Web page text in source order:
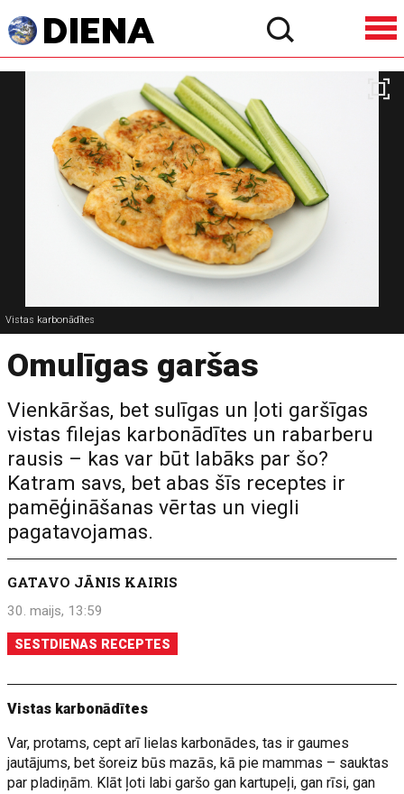
Vistas karbonādītes
Omulīgas garšas
Vienkāršas, bet sulīgas un ļoti garšīgas
vistas filejas karbonādītes un rabarberu
rausis – kas var būt labāks par šo?
Katram savs, bet abas šīs receptes ir
pamēģināšanas vērtas un viegli
pagatavojamas.
GATAVO JĀNIS KAIRIS
30. maijs, 13:59
SESTDIENAS RECEPTES
Vistas karbonādītes
Var, protams, cept arī lielas karbonādes, tas ir gaumes
jautājums, bet šoreiz būs mazās, kā pie mammas – sauktas
par pladiņām. Klāt ļoti labi garšo gan kartupeļi, gan rīsi, gan